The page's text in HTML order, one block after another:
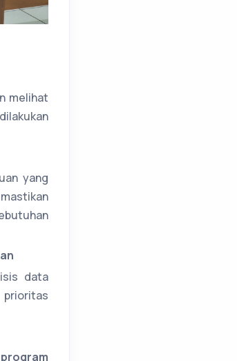
melihat
yang
data